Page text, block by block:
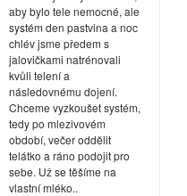
aby bylo tele nemocné, ale
systém den pastvina a noc
chlév jsme předem s
jalovičkami natrénovali
kvůli telení a
následovnému dojení.
Chceme vyzkoušet systém,
tedy po mlezivovém
období, večer oddělit
telátko a ráno podojit pro
sebe. Už se těšíme na
vlastní mléko..